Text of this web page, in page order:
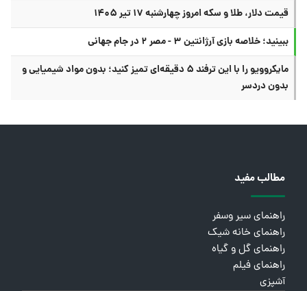
قیمت دلار، طلا و سکه امروز چهارشنبه ۱۷ تیر ۱۴۰۵
ببینید؛ خلاصه بازی آرژانتین ۳ - مصر ۲ در جام جهانی
مایکروویو را با این ترفند ۵ دقیقه‌ای تمیز کنید؛ بدون مواد شیمیایی و
بدون دردسر
مطالب مفید
راهنمای سیر وسفر
راهنمای خانه شیک
راهنمای گل و گیاه
راهنمای فیلم
آشپزی